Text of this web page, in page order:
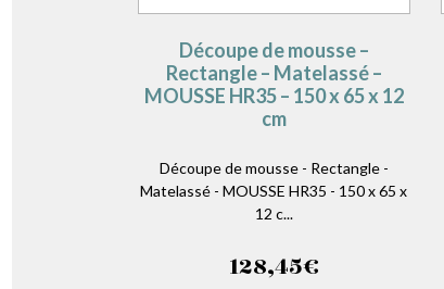
Découpe de mousse –
Rectangle – Matelassé –
MOUSSE HR35 – 150 x 65 x 12
cm
Découpe de mousse - Rectangle -
Matelassé - MOUSSE HR35 - 150 x 65 x
12 c...
128,45€